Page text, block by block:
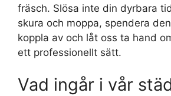
fräsch. Slösa inte din dyrbara
skura och moppa, spendera
koppla av och låt oss ta hand
ett professionellt sätt.
Vad ingår i vår